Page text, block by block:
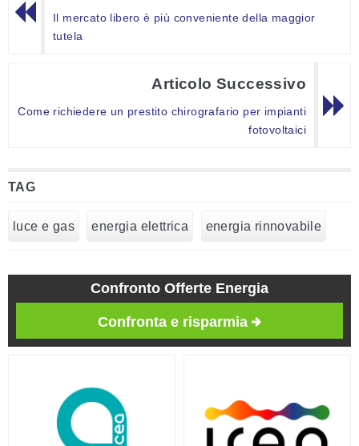
Il mercato libero è più conveniente della maggior
tutela
Articolo Successivo
Come richiedere un prestito chirografario per impianti
fotovoltaici
TAG
luce e gas energia elettrica energia rinnovabile
Confronto Offerte Energia
Confronta e risparmia